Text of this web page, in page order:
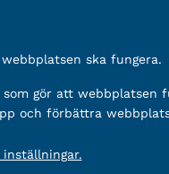
ska fungera.
gör att webbplatsen
och förbättra